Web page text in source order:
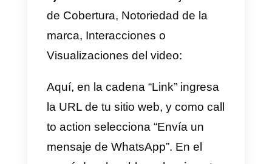
Callbell, copiar el código del
widget de la dashboard y pegarlo
en todas las páginas de tu sitio
web. En este sentido, te
recomendamos instalarlo a
de Google Tag Manager,
siguiendoesta breve guía